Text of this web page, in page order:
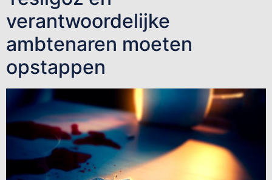
verantwoordelijke
ambtenaren moeten
opstappen